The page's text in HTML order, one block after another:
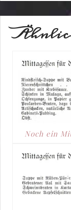
Noch ein